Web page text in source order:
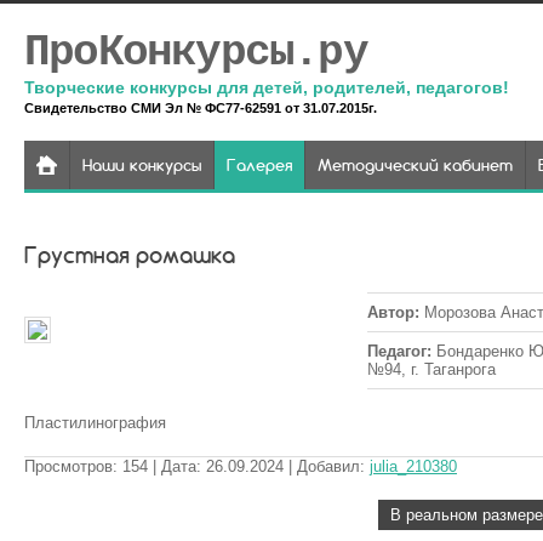
ПроКонкурсы.ру
Творческие конкурсы для детей, родителей, педагогов!
Свидетельство СМИ Эл № ФС77-62591 от 31.07.2015г.
Наши конкурсы Галерея Методический кабинет
Грустная ромашка
Автор: Морозова
Педагог: Бондаренко
№94, г. Таганрога
Пластилинография
Просмотров: 154 | Дата: 26.09.2024 | Добавил: julia_210380
В реальном размере